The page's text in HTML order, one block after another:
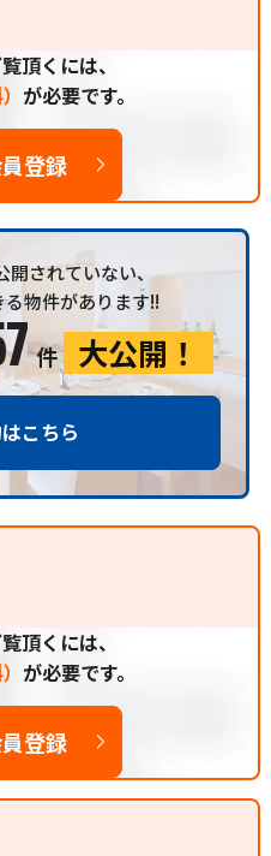
頂くには、
が必要です。
登録
開されていない、
物件があります!!
件 大公開！
こちら
頂くには、
が必要です。
登録